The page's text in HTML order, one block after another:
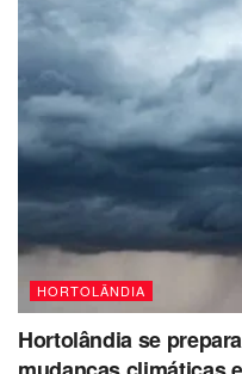
HORTOLÂNDIA
Hortolândia se